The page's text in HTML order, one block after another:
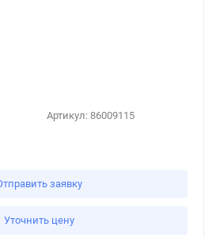
Артикул: 86009115
заявку
Уточнить цену